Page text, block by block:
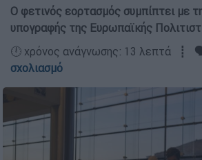
Ο φετινός εορτασμός συμπίπτει με
υπογραφής της Ευρωπαϊκής
🕛 χρόνος ανάγνωσης: 13 λεπτά ┋
σχολιασμό